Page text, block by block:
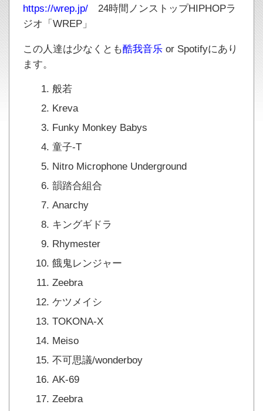
https://wrep.jp/ 24時間ノンストップHIPHOPラ
ジオ「WREP」
この人達は少なくとも酷我音乐 or Spotifyにあり
ます。
般若
Kreva
Funky Monkey Babys
童子-T
Nitro Microphone Underground
韻踏合組合
Anarchy
キングギドラ
Rhymester
餓鬼レンジャー
Zeebra
ケツメイシ
TOKONA-X
Meiso
不可思議/wonderboy
AK-69
Zeebra